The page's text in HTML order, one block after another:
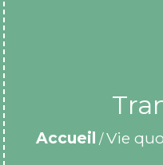
Accueil /Vie